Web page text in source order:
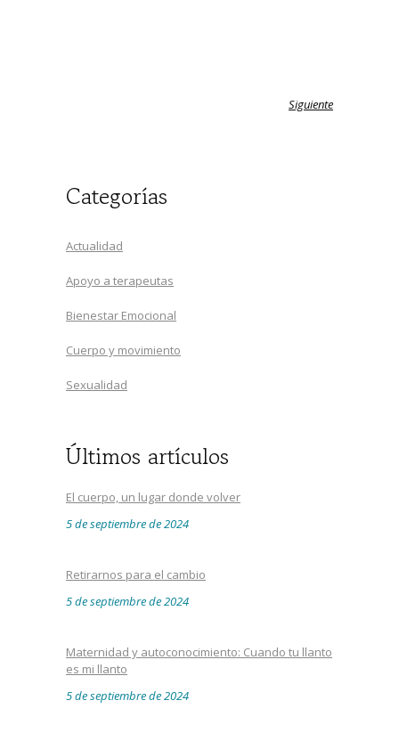
Siguiente
Categorías
Actualidad
Apoyo a terapeutas
Bienestar Emocional
Cuerpo y movimiento
Sexualidad
Últimos artículos
El cuerpo, un lugar donde volver
5 de septiembre de 2024
Retirarnos para el cambio
5 de septiembre de 2024
Maternidad y autoconocimiento: Cuando tu llanto
es mi llanto
5 de septiembre de 2024